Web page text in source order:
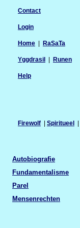
Firewolf | Spiritueel |
Contact
Login
Home RaSaTa
Yggdrasil Runen
Help
Autobiografie
Fundamentalisme
Parel
Mensenrechten